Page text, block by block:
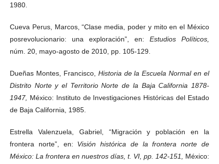
1980.
Cueva Perus, Marcos, “Clase media, poder y mito en el México
posrevolucionario: una exploración”, en: Estudios Políticos,
núm. 20, mayo-agosto de 2010, pp. 105-129.
Dueñas Montes, Francisco, Historia de la Escuela Normal en el
Distrito Norte y el Territorio Norte de la Baja California 1878-
1947, México: Instituto de Investigaciones Históricas del Estado
de Baja California, 1985.
Estrella Valenzuela, Gabriel, “Migración y población en la
frontera norte”, en: Visión histórica de la frontera norte de
México: La frontera en nuestros días, t. VI, pp. 142-151, México: